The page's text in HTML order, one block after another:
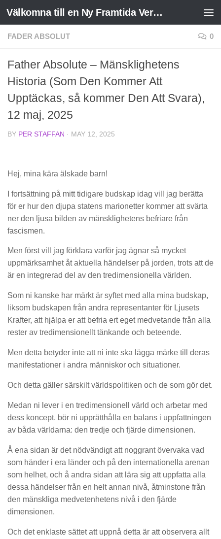
Skip to content Välkomna till en Ny Framtida Verklighet
FADER ABSOLUT 0
Father Absolute – Mänsklighetens
Historia (Som Den Kommer Att
Upptäckas, så kommer Den Att Svara),
12 maj, 2025
BY PER STAFFAN · MAY 12, 2025
Hej, mina kära älskade barn!
I fortsättning på mitt tidigare budskap idag vill jag berätta
för er hur den djupa statens marionetter kommer att svärta
ner den ljusa bilden av mänsklighetens befriare från
fascismen.
Men först vill jag förklara varför jag ägnar så mycket
uppmärksamhet åt aktuella händelser på jorden, trots att de
är en integrerad del av den tredimensionella världen.
Som ni kanske har märkt är syftet med alla mina budskap,
liksom budskapen från andra representanter för Ljusets
Krafter, att hjälpa er att befria ert eget medvetande från alla
rester av tredimensionellt tänkande och beteende.
Men detta betyder inte att ni inte ska lägga märke till deras
manifestationer i andra människor och situationer.
Och detta gäller särskilt världspolitiken och de som gör det.
Medan ni lever i en tredimensionell värld och arbetar med
dess koncept, bör ni upprätthålla en balans i uppfattningen
av båda världarna: den tredje och fjärde dimensionen.
Å ena sidan är det nödvändigt att noggrant övervaka vad
som händer i era länder och på den internationella arenan
som helhet, och å andra sidan att lära sig att uppfatta alla
dessa händelser från en helt annan nivå, åtminstone från
den mänskliga medvetenhetens nivå i den fjärde
dimensionen.
Och det enklaste sättet att uppnå detta är att observera allt